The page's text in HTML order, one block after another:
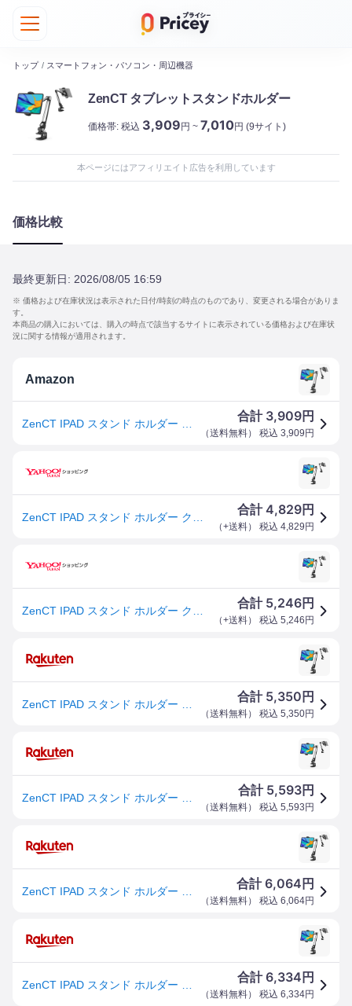
トップ / スマートフォン・パソコン・周辺機器
ZenCT タブレットスタンドホルダー
価格帯: 税込 3,909 円 ~ 7,010円 (9サイト)
本ページにはアフィリエイト広告を利用しています
価格比較
最終更新日: 2026/08/05 16:59
※ 価格および在庫状況は表示された日付/時刻の時点のものであり、変更される場合がありま
す。
本商品の購入においては、購入の時点で該当するサイトに表示されている価格および在庫状
況に関する情報が適用されます。
Amazon
合計 3,909円
（送料無料） 税込 3,909 円
合計4,829円
（+送料） 税込 4,829 円
合計 5,246円
（+送料） 税込 5,246 円
合計 5,350 円
（送料無料） 税込 5,350円
合計 5,593円
（送料無料） 税込 5,593 円
合計6,064 円
（送料無料） 税込 6,064円
合計6,334 円
（送料無料） 税込 6,334円